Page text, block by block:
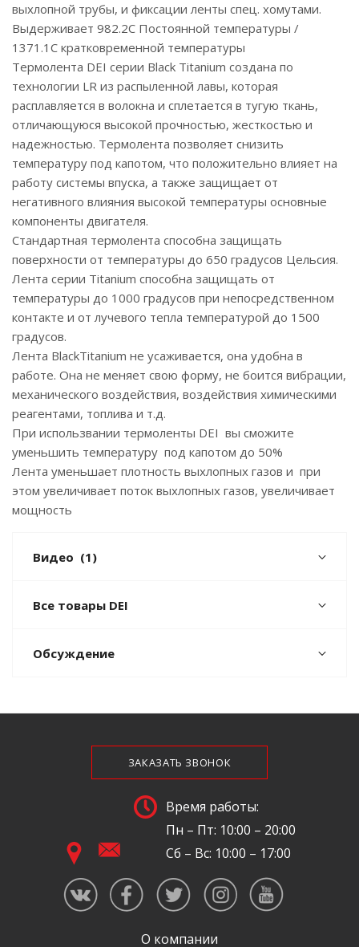
выхлопной трубы, и фиксации ленты спец. хомутами.
Выдерживает 982.2C Постоянной температуры /
1371.1C кратковременной температуры
Термолента DEI серии Black Titanium создана по
технологии LR из распыленной лавы, которая
расплавляется в волокна и сплетается в тугую ткань,
отличающуюся высокой прочностью, жесткостью и
надежностью. Термолента позволяет снизить
температуру под капотом, что положительно влияет на
работу системы впуска, а также защищает от
негативного влияния высокой температуры основные
компоненты двигателя.
Стандартная термолента способна защищать
поверхности от температуры до 650 градусов Цельсия.
Лента серии Titanium способна защищать от
температуры до 1000 градусов при непосредственном
контакте и от лучевого тепла температурой до 1500
градусов.
Лента BlackTitanium не усаживается, она удобна в
работе. Она не меняет свою форму, не боится вибрации,
механического воздействия, воздействия химическими
реагентами, топлива и т.д.
При использвании термоленты DEI вы сможите
уменьшить температуру под капотом до 50%
Лента уменьшает плотность выхлопных газов и при
этом увеличивает поток выхлопных газов, увеличивает
мощность
Видео (1)
Все товары DEI
Обсуждение
ЗАКАЗАТЬ ЗВОНОК
Время работы:
Пн – Пт: 10:00 – 20:00
Сб – Вс: 10:00 – 17:00
О компании